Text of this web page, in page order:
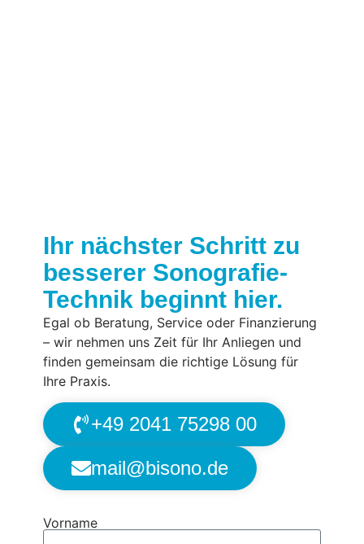
Ihr nächster Schritt zu
besserer Sonografie-
Technik beginnt hier.
Egal ob Beratung, Service oder Finanzierung
– wir nehmen uns Zeit für Ihr Anliegen und
finden gemeinsam die richtige Lösung für
Ihre Praxis.
+49 2041 75298 00
mail@bisono.de
Vorname